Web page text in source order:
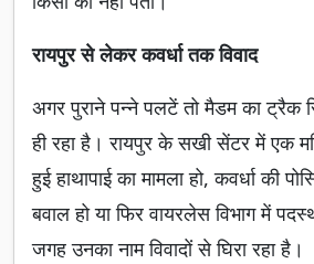
रायपुर से लेकर कवर्धा तक विवाद
अगर पुराने पन्ने पलटें तो मैडम का ट्रैक
ही रहा है। रायपुर के सखी सेंटर में एक
हुई हाथापाई का मामला हो, कवर्धा की
बवाल हो या फिर वायरलेस विभाग में
जगह उनका नाम विवादों से घिरा रहा है।